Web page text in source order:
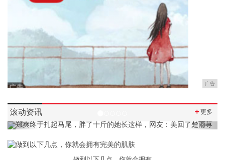
广告
滚动资讯 ＋更多
Previous Next